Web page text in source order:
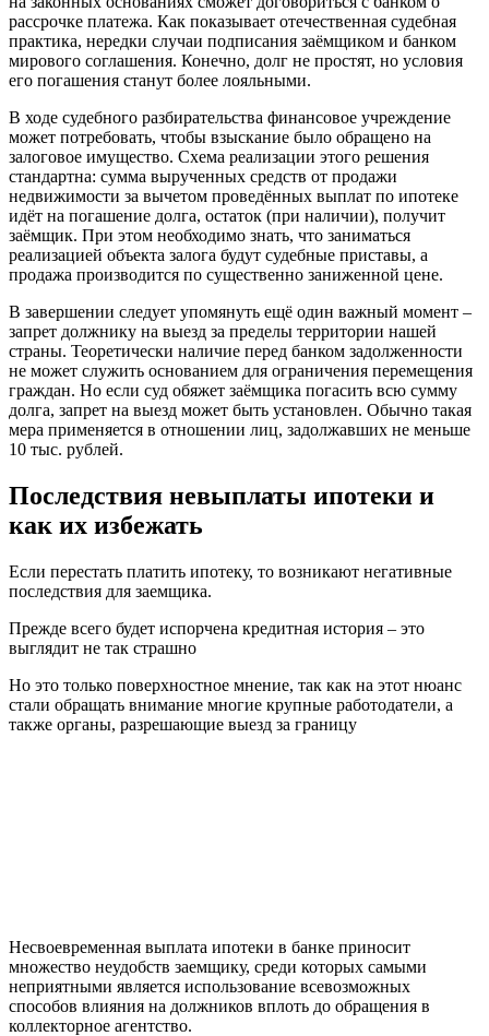
рассрочке платежа. Как показывает отечественная судебная
практика, нередки случаи подписания заёмщиком и банком
мирового соглашения. Конечно, долг не простят, но условия
его погашения станут более лояльными.
В ходе судебного разбирательства финансовое учреждение
может потребовать, чтобы взыскание было обращено на
залоговое имущество. Схема реализации этого решения
стандартна: сумма вырученных средств от продажи
недвижимости за вычетом проведённых выплат по ипотеке
идёт на погашение долга, остаток (при наличии), получит
заёмщик. При этом необходимо знать, что заниматься
реализацией объекта залога будут судебные приставы, а
продажа производится по существенно заниженной цене.
В завершении следует упомянуть ещё один важный момент –
запрет должнику на выезд за пределы территории нашей
страны. Теоретически наличие перед банком задолженности
не может служить основанием для ограничения перемещения
граждан. Но если суд обяжет заёмщика погасить всю сумму
долга, запрет на выезд может быть установлен. Обычно такая
мера применяется в отношении лиц, задолжавших не меньше
10 тыс. рублей.
Последствия невыплаты ипотеки и
как их избежать
Если перестать платить ипотеку, то возникают негативные
последствия для заемщика.
Прежде всего будет испорчена кредитная история – это
выглядит не так страшно
Но это только поверхностное мнение, так как на этот нюанс
стали обращать внимание многие крупные работодатели, а
также органы, разрешающие выезд за границу
Несвоевременная выплата ипотеки в банке приносит
множество неудобств заемщику, среди которых самыми
неприятными является использование всевозможных
способов влияния на должников вплоть до обращения в
коллекторное агентство.